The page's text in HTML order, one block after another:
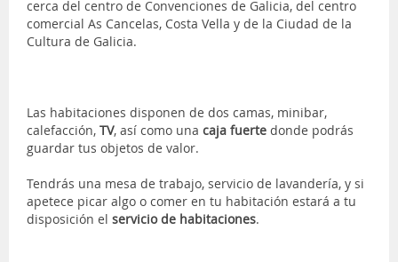
cerca del centro de Convenciones de Galicia, del centro
comercial As Cancelas, Costa Vella y de la Ciudad de la
Cultura de Galicia.
Las habitaciones disponen de dos camas, minibar,
calefacción, TV, así como una caja fuerte donde podrás
guardar tus objetos de valor.
Tendrás una mesa de trabajo, servicio de lavandería, y si
apetece picar algo o comer en tu habitación estará a tu
disposición el servicio de habitaciones.